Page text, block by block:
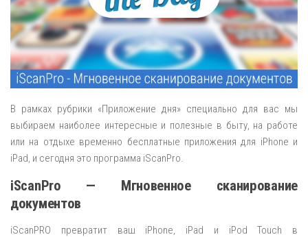
В рамках рубрики «Приложение дня» специально для вас мы
выбираем наиболее интересные и полезные в быту, на работе
или на отдыхе временно бесплатные приложения для iPhone и
iPad, и сегодня это программа iScanPro.
iScanPro — Мгновенное сканирование
документов
iScanPRO превратит ваш iPhone, iPad и iPod Touch в